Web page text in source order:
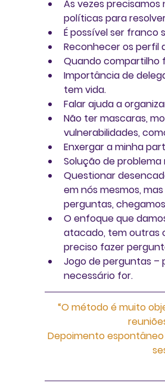
As vezes
políticas para
É possível ser
Reconhecer os perfil
Quando compartilho
Importância de
tem vida.
Falar ajuda a
Não ter mascaras,
vulnerabilidades,
Enxergar a minha
Solução de problema
Questionar
em nós mesmos,
perguntas,
O enfoque que
atacado, tem outras
preciso fazer
Jogo de perguntas
necessário for.
“O método é muito
Depoimento